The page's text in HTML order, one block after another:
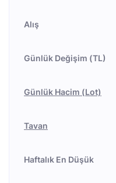
Alış
Günlük Değişim (TL)
Günlük Hacim (Lot)
Tavan
Haftalık En Düşük